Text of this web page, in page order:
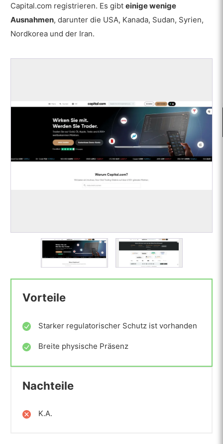
Capital.com registrieren. Es gibteinige wenige
Ausnahmen, darunter die USA, Kanada, Sudan, Syrien,
Nordkorea und der Iran.
Vorteile
Starker regulatorischer Schutz ist vorhanden
Breite physische Präsenz
Nachteile
K.A.